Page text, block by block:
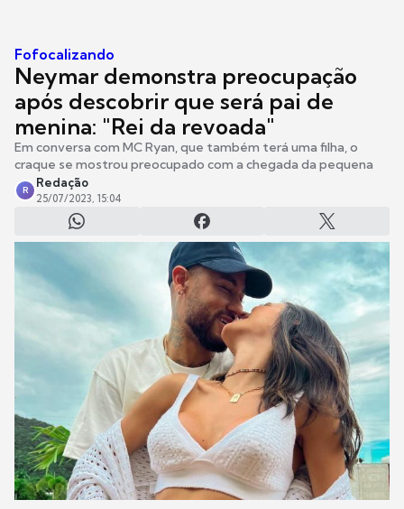
Fofocalizando
Neymar demonstra preocupação
após descobrir que será pai de
menina: "Rei da revoada"
Em conversa com MC Ryan, que também terá uma filha, o
craque se mostrou preocupado com a chegada da pequena
R
Redação
25/07/2023, 15:04